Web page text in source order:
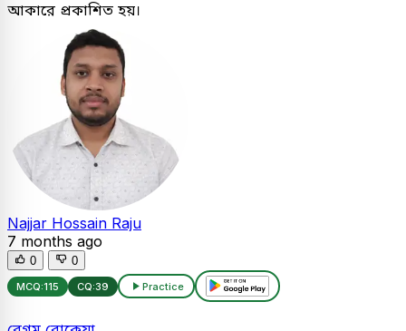
আকারে প্রকাশিত হয়।
Najjar Hossain Raju
7 months ago
0 0
MCQ:115 CQ:39 Practice